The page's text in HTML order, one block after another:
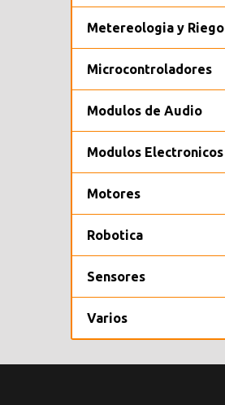
Metereologia y Riego
Microcontroladores
Modulos de Audio
Modulos Electronicos
Motores
Robotica
Sensores
Varios